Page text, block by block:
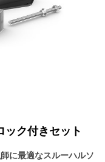
ク付きセット
に最適なスルーハルソ